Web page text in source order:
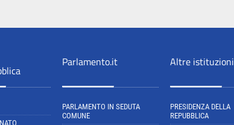
Parlamento.it
PARLAMENTO IN SEDUTA
COMUNE
Altre istituzioni
PRESIDENZA DELLA
REPUBBLICA